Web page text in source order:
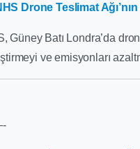
Drone Teslimat
Güney Batı Londra’da
ve emisyonları